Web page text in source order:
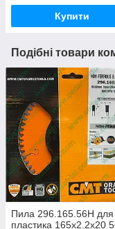
Купити
Подібні товари
Пила 296.165.56H для
пластика 165х2.2х20